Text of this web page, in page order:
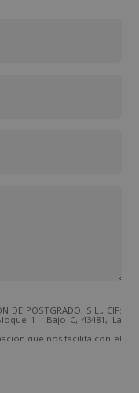
DE POSTGRADO, S.L., CIF:
1 - Bajo C, 43481, La
que nos facilita con el
que fueran de su
suficientemente,